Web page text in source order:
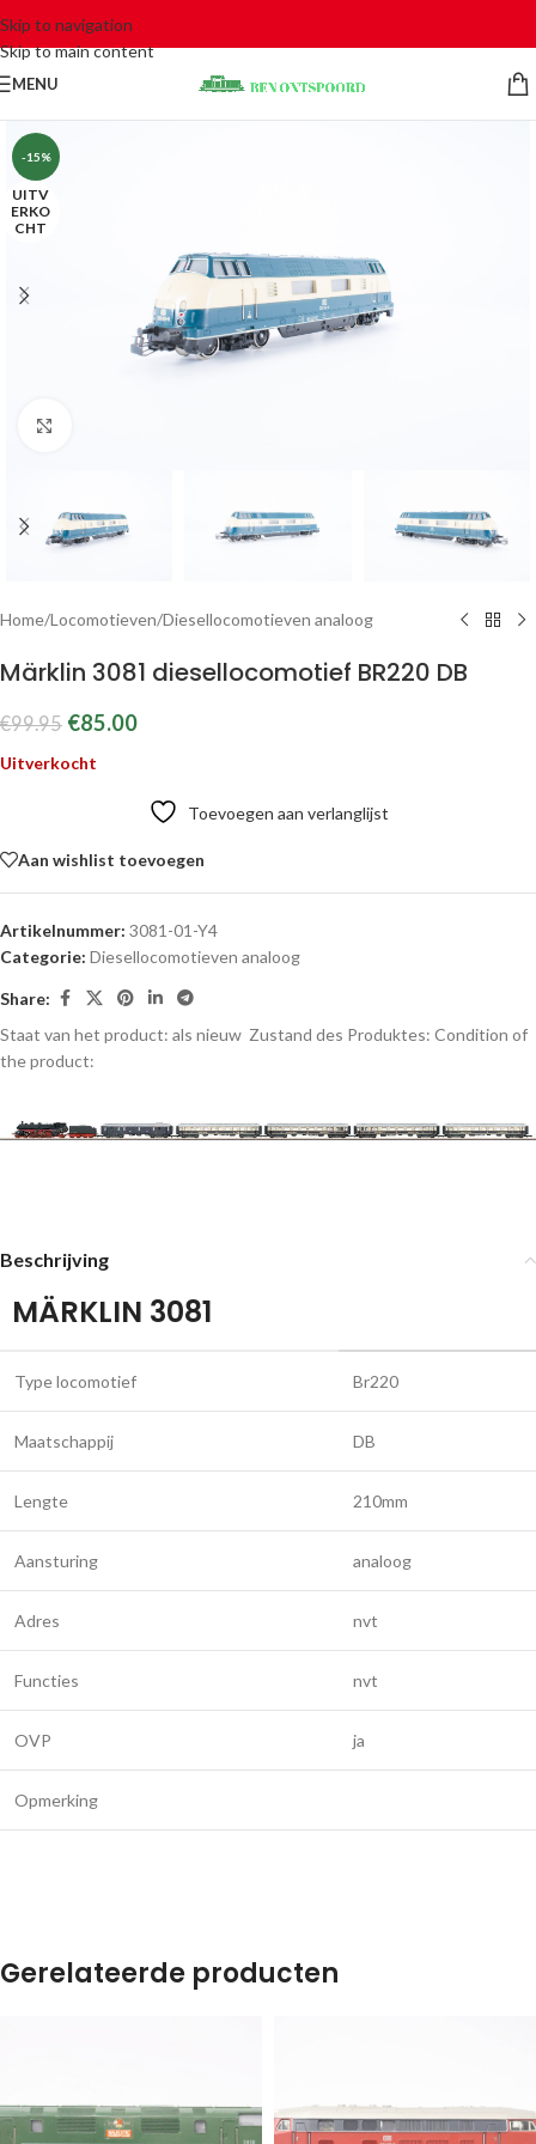
Skip to navigation
Skip to main content
MENU
-15%
UITV
ERKO
CHT
Home/Locomotieven/Diesellocomotieven analoog
Märklin 3081 diesellocomotief BR220 DB
€99.95 €85.00
Uitverkocht
Toevoegen aan verlanglijst
Aan wishlist toevoegen
Artikelnummer: 3081-01-Y4
Categorie: Diesellocomotieven analoog
Share:
Staat van het product: als nieuw Zustand des Produktes: Condition of
the product:
Beschrijving
MÄRKLIN 3081
Type locomotief Br220
Maatschappij DB
Lengte 210mm
Aansturing analoog
Adres nvt
Functies nvt
OVP ja
Opmerking
Gerelateerde producten